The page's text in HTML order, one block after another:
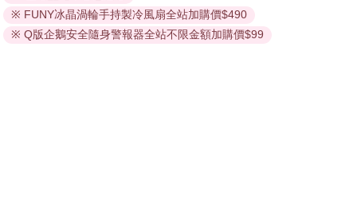
的閱讀軟體開啟閱讀，無法以其他閱讀器或直接下載檔案。
依據「消費者保護法」第19條及行政院消費者保護處公告之
※ FUNY冰晶渦輪手持製冷風扇全站加購價$490
※ Q版企鵝安全隨身警報器全站不限金額加購價$99